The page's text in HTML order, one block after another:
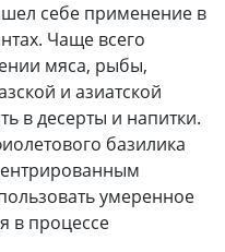
себе применение в
Чаще всего
мяса, рыбы,
и азиатской
в десерты и напитки.
базилика
умеренное
в процессе